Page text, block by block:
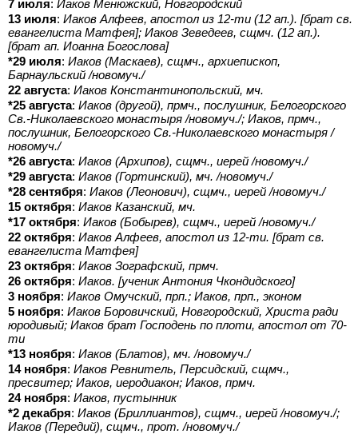
7 июля: Иаков Менюжский, Новгородский
13 июля: Иаков Алфеев, апостол из 12-ти (12 ап.). [брат св.
евангелиста Матфея]; Иаков Зеведеев, сщмч. (12 ап.).
[брат ап. Иоанна Богослова]
*29 июля: Иаков (Маскаев), сщмч., архиепископ,
Барнаульский /новомуч./
22 августа: Иаков Константинопольский, мч.
*25 августа: Иаков (другой), прмч., послушник, Белогорского
Св.-Николаевского монастыря /новомуч./; Иаков, прмч.,
послушник, Белогорского Св.-Николаевского монастыря /
новомуч./
*26 августа: Иаков (Архипов), сщмч., иерей /новомуч./
*29 августа: Иаков (Гортинский), мч. /новомуч./
*28 сентября: Иаков (Леонович), сщмч., иерей /новомуч./
15 октября: Иаков Казанский, мч.
*17 октября: Иаков (Бобырев), сщмч., иерей /новомуч./
22 октября: Иаков Алфеев, апостол из 12-ти. [брат св.
евангелиста Матфея]
23 октября: Иаков Зографский, прмч.
26 октября: Иаков. [ученик Антония Чкондидского]
3 ноября: Иаков Омучский, прп.; Иаков, прп., эконом
5 ноября: Иаков Боровичский, Новгородский, Христа ради
юродивый; Иаков брат Господень по плоти, апостол от 70-
ти
*13 ноября: Иаков (Блатов), мч. /новомуч./
14 ноября: Иаков Ревнитель, Персидский, сщмч.,
пресвитер; Иаков, иеродиакон; Иаков, прмч.
24 ноября: Иаков, пустынник
*2 декабря: Иаков (Бриллиантов), сщмч., иерей /новомуч./;
Иаков (Передий), сщмч., прот. /новомуч./